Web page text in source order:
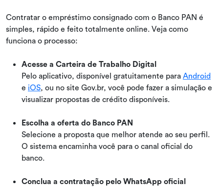
Contratar o empréstimo consignado com o Banco PAN é
simples, rápido e feito totalmente online. Veja como
funciona o processo:
Acesse a Carteira de Trabalho Digital
Pelo aplicativo, disponível gratuitamente para Android
e iOS, ou no site Gov.br, você pode fazer a simulação e
visualizar propostas de crédito disponíveis.
Escolha a oferta do Banco PAN
Selecione a proposta que melhor atende ao seu perfil.
O sistema encaminha você para o canal oficial do
banco.
Conclua a contratação pelo WhatsApp oficial